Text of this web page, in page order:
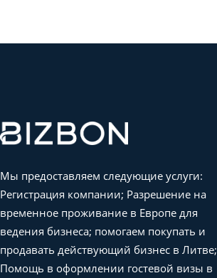
Мы предоставляем следующие услуги:
Регистрация компании; Разрешение на
временное проживание в Европе для
ведения бизнеса; помогаем покупать и
продавать действующий бизнес в Литве;
Помощь в оформлении гостевой визы в